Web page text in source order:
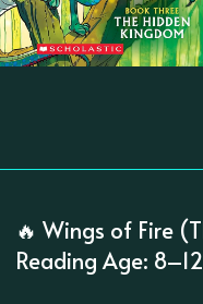
🔥 Wings of Fire
Reading Age: